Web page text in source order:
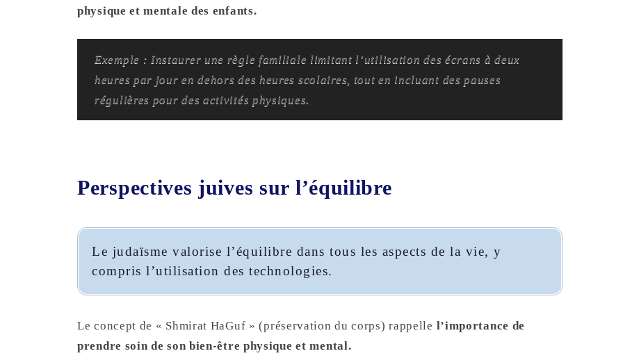
physique et mentale des enfants.
Exemple : Instaurer une règle familiale limitant l’utilisation des écrans à deux
heures par jour en dehors des heures scolaires, tout en incluant des pauses
régulières pour des activités physiques.
Perspectives juives sur l’équilibre
Le judaïsme valorise l’équilibre dans tous les aspects de la vie, y
compris l’utilisation des technologies.
Le concept de « Shmirat HaGuf » (préservation du corps) rappelle l’importance de
prendre soin de son bien-être physique et mental.